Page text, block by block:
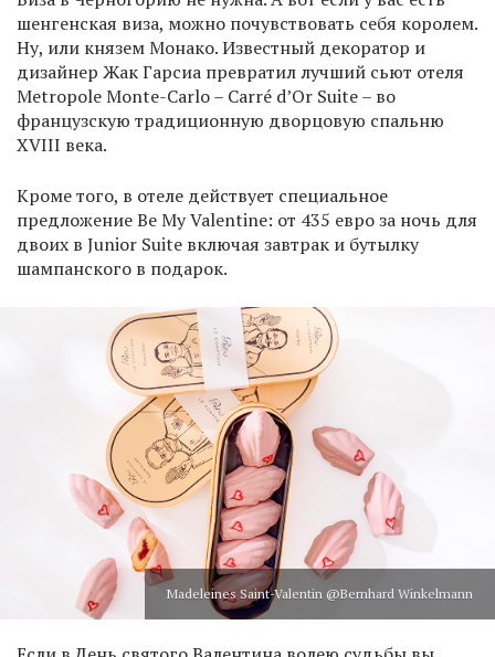
шенгенская виза, можно почувствовать себя королем.
Ну, или князем Монако. Известный декоратор и
дизайнер Жак Гарсиа превратил лучший сьют отеля
Metropole Monte-Carlo – Carré d’Or Suite ­– во
французскую традиционную дворцовую спальню
XVIII века.
Кроме того, в отеле действует специальное
предложение Be My Valentine: от 435 евро за ночь для
двоих в Junior Suite включая завтрак и бутылку
шампанского в подарок.
Madeleines Saint-Valentin @Bernhard Winkelmann